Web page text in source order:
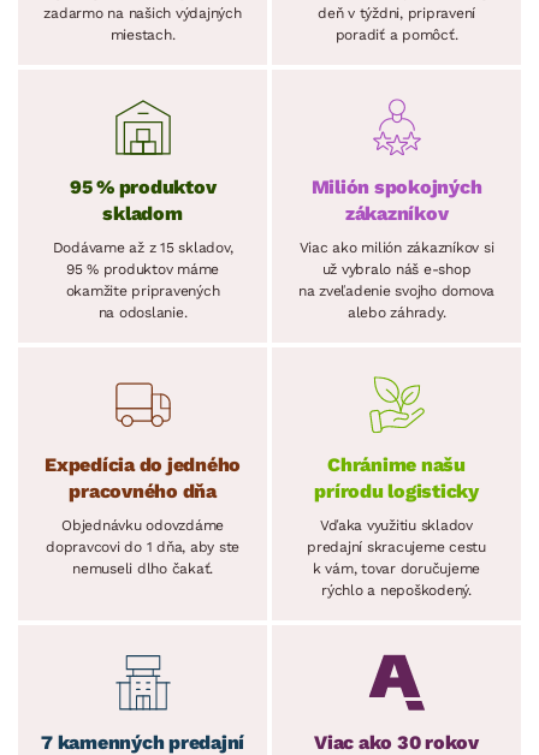
zadarmo na našich výdajných
miestach.
deň v týždni, pripravení
poradiť a pomôcť.
95 % produktov
skladom
Dodávame až z 15 skladov,
95 % produktov máme
okamžite pripravených
na odoslanie.
Milión spokojných
zákazníkov
Viac ako milión zákazníkov si
už vybralo náš e-shop
na zveľadenie svojho domova
alebo záhrady.
Expedícia do jedného
pracovného dňa
Objednávku odovzdáme
dopravcovi do 1 dňa, aby ste
nemuseli dlho čakať.
Chránime našu
prírodu logisticky
Vďaka využitiu skladov
predajní skracujeme cestu
k vám, tovar doručujeme
rýchlo a nepoškodený.
7 kamenných predajní
Viac ako 30 rokov